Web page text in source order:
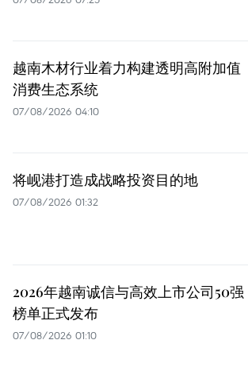
越南木材行业着力构建透明高附加值
消费生态系统
07/08/2026 04:10
将岘港打造成战略投资目的地
07/08/2026 01:32
2026年越南诚信与高效上市公司50强
榜单正式发布
07/08/2026 01:10